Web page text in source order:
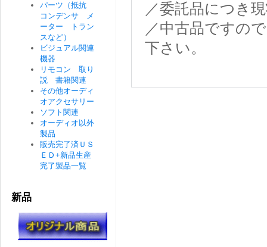
／委託品につき
／中古品ですの
下さい。
パーツ（抵抗
コンデンサ メ
ーター トラン
スなど）
ビジュアル関連
機器
リモコン 取り
説 書籍関連
その他オーディ
オアクセサリー
ソフト関連
オーディオ以外
製品
販売完了済ＵＳ
ＥＤ+新品生産
完了製品一覧
新品